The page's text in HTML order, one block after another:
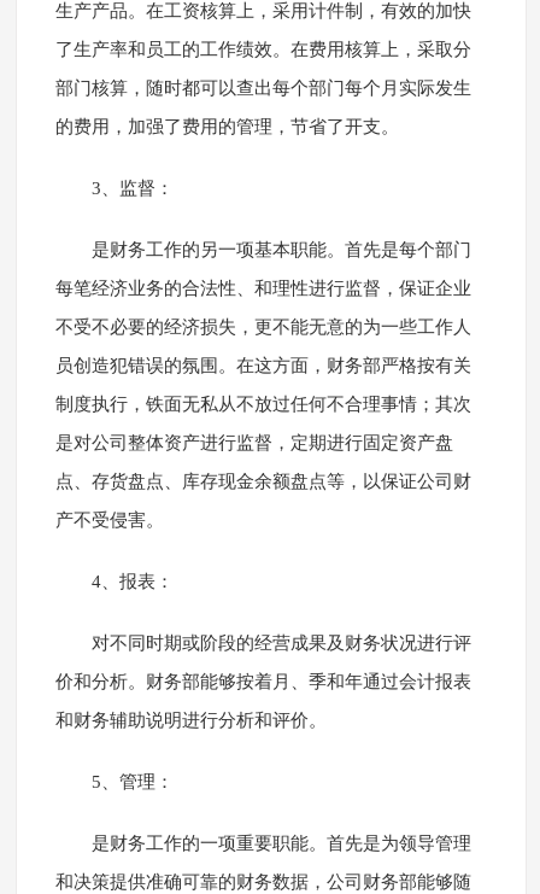
生产产品。在工资核算上，采用计件制，有效的加快
了生产率和员工的工作绩效。在费用核算上，采取分
部门核算，随时都可以查出每个部门每个月实际发生
的费用，加强了费用的管理，节省了开支。
3、监督：
是财务工作的另一项基本职能。首先是每个部门
每笔经济业务的合法性、和理性进行监督，保证企业
不受不必要的经济损失，更不能无意的为一些工作人
员创造犯错误的氛围。在这方面，财务部严格按有关
制度执行，铁面无私从不放过任何不合理事情；其次
是对公司整体资产进行监督，定期进行固定资产盘
点、存货盘点、库存现金余额盘点等，以保证公司财
产不受侵害。
4、报表：
对不同时期或阶段的经营成果及财务状况进行评
价和分析。财务部能够按着月、季和年通过会计报表
和财务辅助说明进行分析和评价。
5、管理：
是财务工作的一项重要职能。首先是为领导管理
和决策提供准确可靠的财务数据，公司财务部能够随